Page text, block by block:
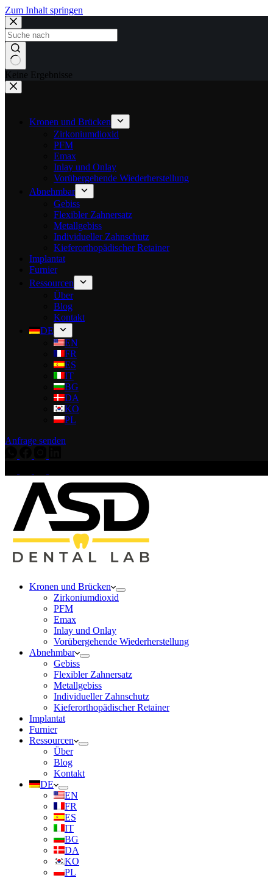
Zum Inhalt springen
Keine Ergebnisse
Kronen und Brücken
Zirkoniumdioxid
PFM
Emax
Inlay und Onlay
Vorübergehende Wiederherstellung
Abnehmbar
Gebiss
Flexibler Zahnersatz
Metallgebiss
Individueller Zahnschutz
Kieferorthopädischer Retainer
Implantat
Furnier
Ressourcen
Über
Blog
Kontakt
DE
EN
FR
ES
IT
BG
DA
KO
PL
Anfrage senden
Kronen und Brücken
Zirkoniumdioxid
PFM
Emax
Inlay und Onlay
Vorübergehende Wiederherstellung
Abnehmbar
Gebiss
Flexibler Zahnersatz
Metallgebiss
Individueller Zahnschutz
Kieferorthopädischer Retainer
Implantat
Furnier
Ressourcen
Über
Blog
Kontakt
DE
EN
FR
ES
IT
BG
DA
KO
PL